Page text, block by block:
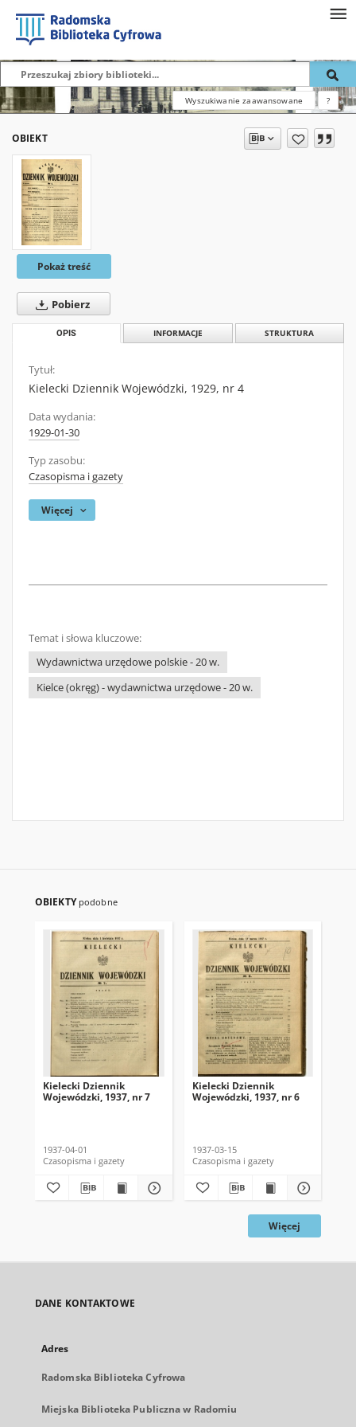
Wyszukiwanie zaawansowane ?
OBIEKT
Pokaż treść
Pobierz
OPIS INFORMACJE STRUKTURA
Tytuł:
Kielecki Dziennik Wojewódzki, 1929, nr 4
Data wydania:
1929-01-30
Typ zasobu:
Czasopisma i gazety
Więcej
Temat i słowa kluczowe:
Wydawnictwa urzędowe polskie - 20 w.
Kielce (okręg) - wydawnictwa urzędowe - 20 w.
OBIEKTY podobne
Kielecki Dziennik
Wojewódzki, 1937, nr 7
1937-04-01
Czasopisma i gazety
Kielecki Dziennik
Wojewódzki, 1937, nr 6
1937-03-15
Czasopisma i gazety
Więcej
DANE KONTAKTOWE
Adres
Radomska Biblioteka Cyfrowa
Miejska Biblioteka Publiczna w Radomiu